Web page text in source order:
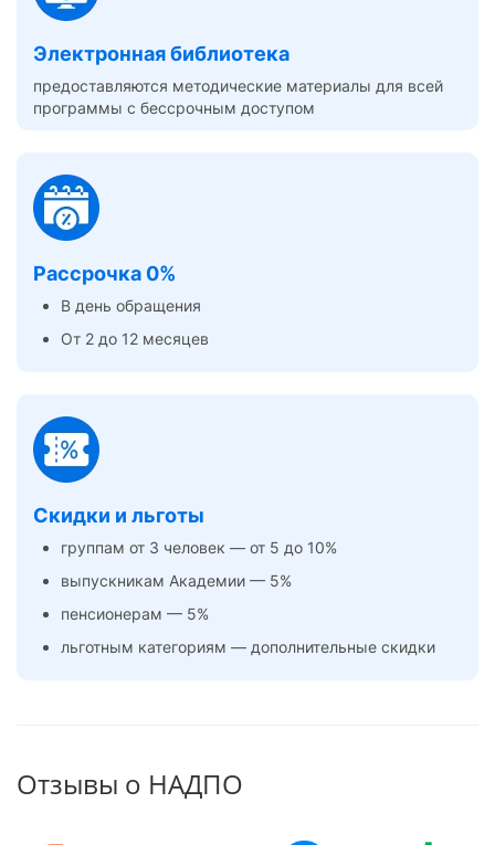
Электронная библиотека
предоставляются методические материалы для всей
программы с бессрочным доступом
Рассрочка 0%
В день обращения
От 2 до 12 месяцев
Скидки и льготы
группам от 3 человек — от 5 до 10%
выпускникам Академии — 5%
пенсионерам — 5%
льготным категориям — дополнительные скидки
Отзывы о НАДПО